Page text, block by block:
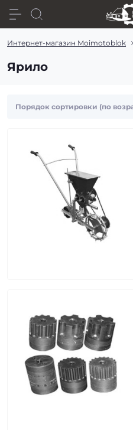
Интернет-магазин Moimotoblok
Ярило